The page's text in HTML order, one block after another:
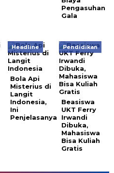
Pengasuhan
Gala
Headline
Bola Api
Misterius di
Langit
Indonesia,
Ini
Penjelasanya
Pendidikan
Beasiswa
UKT Ferry
Irwandi
Dibuka,
Mahasiswa
Bisa Kuliah
Gratis